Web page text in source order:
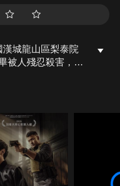
城龍山區梨泰院
被人殘忍殺害，現
件發生經過，調查
的兇手最終能否現